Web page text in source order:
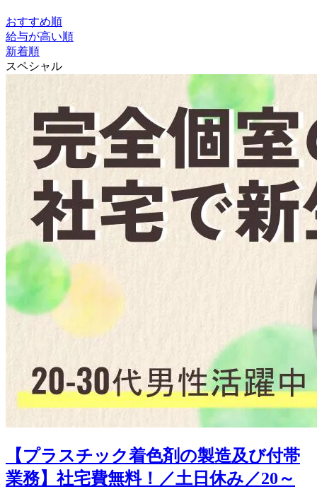
おすすめ順
給与が高い順
新着順
スペシャル
【プラスチック着色剤の製造及び付帯
業務】社宅費無料！／土日休み／20～